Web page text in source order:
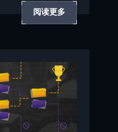
阅读更多